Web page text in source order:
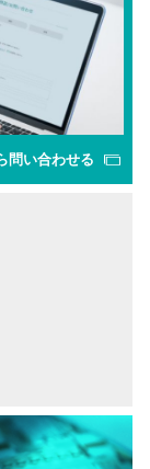
問い合わせる